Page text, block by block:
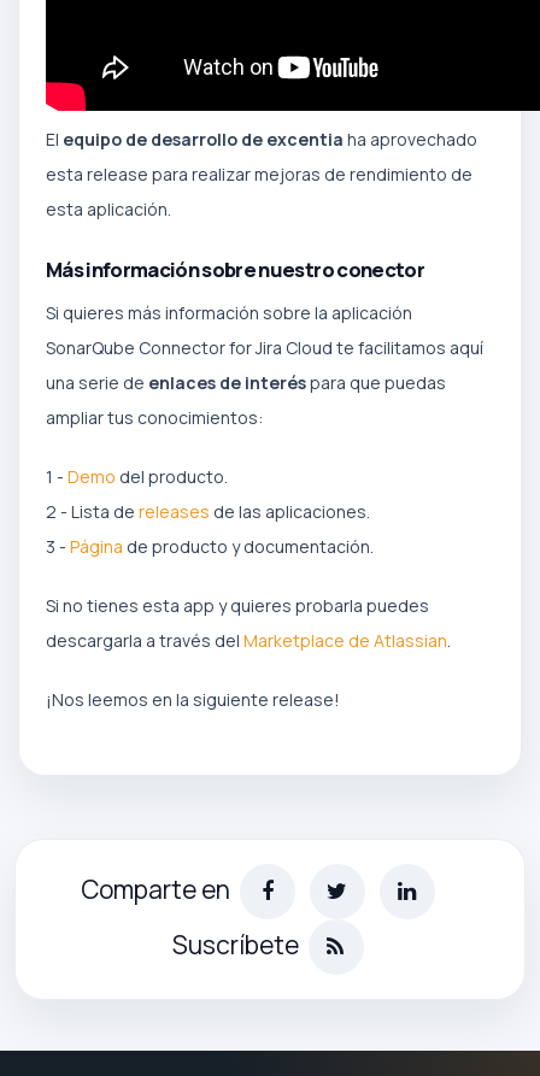
El equipo de desarrollo de excentia ha aprovechado
esta release para realizar mejoras de rendimiento de
esta aplicación.
Más información sobre nuestro conector
Si quieres más información sobre la aplicación
SonarQube Connector for Jira Cloud te facilitamos aquí
una serie de enlaces de interéspara que puedas
ampliar tus conocimientos:
1 - Demo del producto.
2 - Lista de releases de las aplicaciones.
3 - Página de producto y documentación.
Si no tienes esta app y quieres probarla puedes
descargarla a través del Marketplace de Atlassian
¡Nos leemos en la siguiente release!
Comparte en
Suscríbete